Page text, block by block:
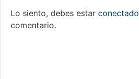
Lo siento, debes estar conectado
comentario.